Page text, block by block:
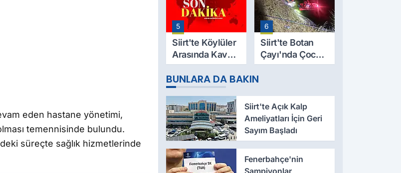
eden hastane yönetimi,
temennisinde bulundu.
süreçte sağlık hizmetlerinde
Mesut Yıldız
Hayatını
Kaybetti
Bulundu
5
Siirt'te Köylüler
Arasında Kavga:
2 Yaralı, Birinin
Durumu Ağır
6
Siirt'te Botan
Çayı'nda Çocuk
Cesedi Bulundu
BUNLARA DA BAKIN
Siirt'te Açık Kalp
Ameliyatları İçin Geri
Sayım Başladı
Fenerbahçe'nin
Şampiyonlar